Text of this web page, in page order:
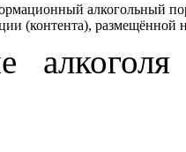
алкогольный
(контента), размещённой